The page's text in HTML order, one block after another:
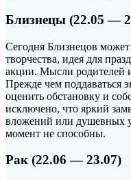
Близнецы (22.05 —
Сегодня Близнецов
творчества, идея для
акции. Мысли родителей
Прежде чем поддаваться
оценить обстановку и
исключено, что яркий
вложений или душевных
момент не способны.
Рак (22.06 — 23.07)